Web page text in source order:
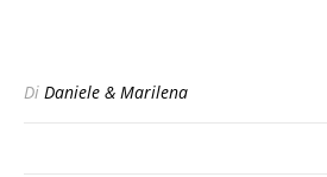
Di Daniele & Marilena